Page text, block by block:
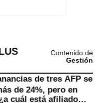
Contenido de
Gestión
de tres AFP se
de 24%, pero en
cuál está afiliado